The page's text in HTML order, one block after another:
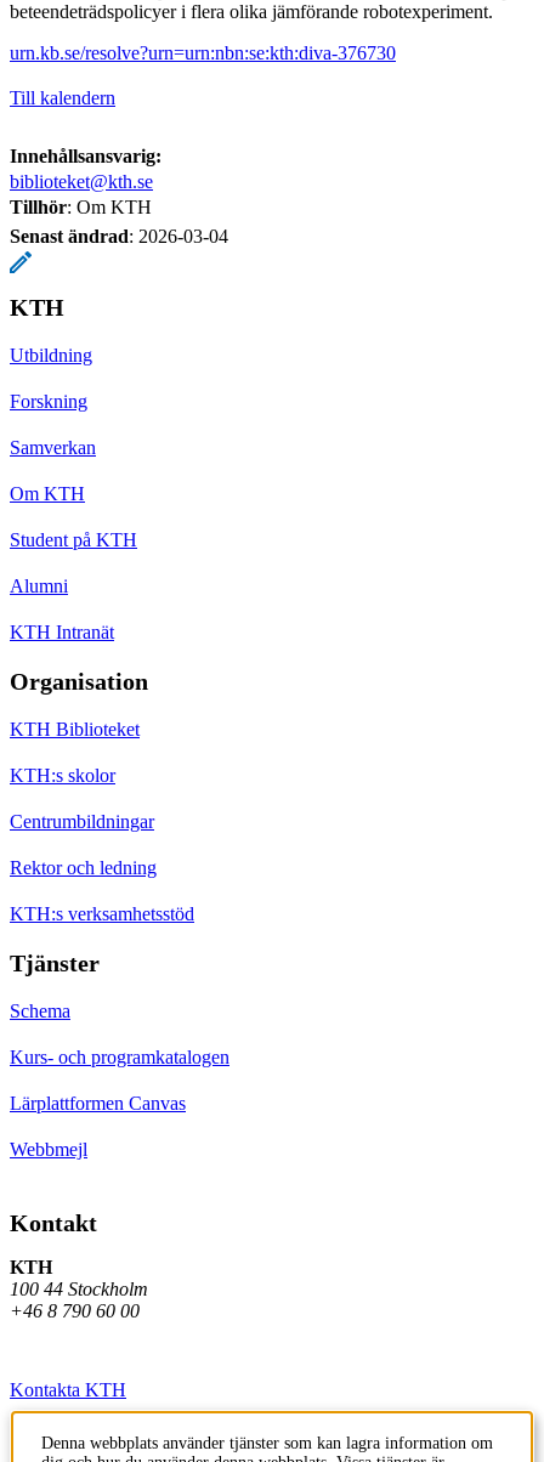
beteendeträdspolicyer i flera olika jämförande robotexperiment.
urn.kb.se/resolve?urn=urn:nbn:se:kth:diva-376730
Till kalendern
Innehållsansvarig:
biblioteket@kth.se
Tillhör: Om KTH
Senast ändrad: 2026-03-04
KTH
Utbildning
Forskning
Samverkan
Om KTH
Student på KTH
Alumni
KTH Intranät
Organisation
KTH Biblioteket
KTH:s skolor
Centrumbildningar
Rektor och ledning
KTH:s verksamhetsstöd
Tjänster
Schema
Kurs- och programkatalogen
Lärplattformen Canvas
Webbmejl
Kontakt
KTH
100 44 Stockholm
+46 8 790 60 00
Kontakta KTH
Jobba på KTH
Denna webbplats använder tjänster som kan lagra information om